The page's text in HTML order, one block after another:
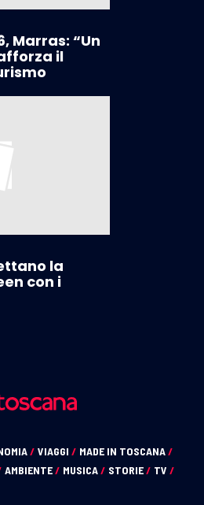
Marras: “Un
il
la
con i
/ VIAGGI / MADE IN TOSCANA/
AMBIENTE/ MUSICA/ STORIE/ TV /